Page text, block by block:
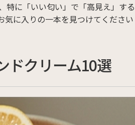
特に「いい匂い」で「高見え」する
気に入りの一本を見つけてください
ドクリーム10選